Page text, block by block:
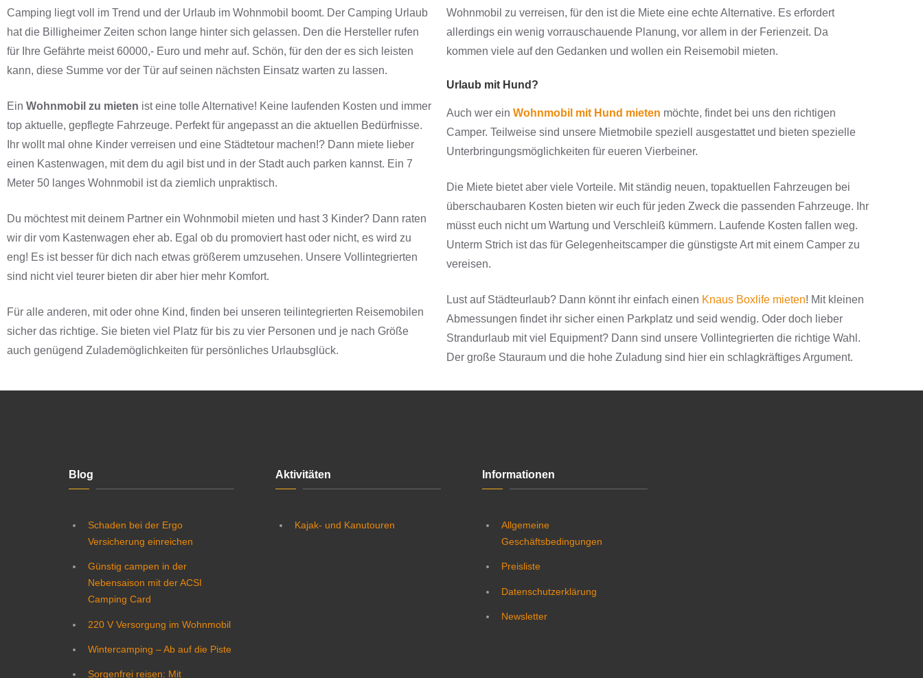
Camping liegt voll im Trend und der Urlaub im Wohnmobil boomt. Der Camping Urlaub
hat die Billigheimer Zeiten schon lange hinter sich gelassen. Den die Hersteller rufen
für Ihre Gefährte meist 60000,- Euro und mehr auf. Schön, für den der es sich leisten
kann, diese Summe vor der Tür auf seinen nächsten Einsatz warten zu lassen.
Ein Wohnmobil zu mieten ist eine tolle Alternative! Keine laufenden Kosten und immer
top aktuelle, gepflegte Fahrzeuge. Perfekt für angepasst an die aktuellen Bedürfnisse.
Ihr wollt mal ohne Kinder verreisen und eine Städtetour machen!? Dann miete lieber
einen Kastenwagen, mit dem du agil bist und in der Stadt auch parken kannst. Ein 7
Meter 50 langes Wohnmobil ist da ziemlich unpraktisch.
Du möchtest mit deinem Partner ein Wohnmobil mieten und hast 3 Kinder? Dann raten
wir dir vom Kastenwagen eher ab. Egal ob du promoviert hast oder nicht, es wird zu
eng! Es ist besser für dich nach etwas größerem umzusehen. Unsere Vollintegrierten
sind nicht viel teurer bieten dir aber hier mehr Komfort.
Für alle anderen, mit oder ohne Kind, finden bei unseren teilintegrierten Reisemobilen
sicher das richtige. Sie bieten viel Platz für bis zu vier Personen und je nach Größe
auch genügend Zulademöglichkeiten für persönliches Urlaubsglück.
Wohnmobil zu verreisen, für den ist die Miete eine echte Alternative. Es erfordert
allerdings ein wenig vorrauschauende Planung, vor allem in der Ferienzeit. Da
kommen viele auf den Gedanken und wollen ein Reisemobil mieten.
Urlaub mit Hund?
Auch wer ein Wohnmobil mit Hund mieten möchte, findet bei uns den richtigen
Camper. Teilweise sind unsere Mietmobile speziell ausgestattet und bieten spezielle
Unterbringungsmöglichkeiten für eueren Vierbeiner.
Die Miete bietet aber viele Vorteile. Mit ständig neuen, topaktuellen Fahrzeugen bei
überschaubaren Kosten bieten wir euch für jeden Zweck die passenden Fahrzeuge. Ihr
müsst euch nicht um Wartung und Verschleiß kümmern. Laufende Kosten fallen weg.
Unterm Strich ist das für Gelegenheitscamper die günstigste Art mit einem Camper zu
vereisen.
Lust auf Städteurlaub? Dann könnt ihr einfach einen Knaus Boxlife mieten! Mit kleinen
Abmessungen findet ihr sicher einen Parkplatz und seid wendig. Oder doch lieber
Strandurlaub mit viel Equipment? Dann sind unsere Vollintegrierten die richtige Wahl.
Der große Stauraum und die hohe Zuladung sind hier ein schlagkräftiges Argument.
Blog
Schaden bei der Ergo
Versicherung einreichen
Günstig campen in der
Nebensaison mit der ACSI
Camping Card
220 V Versorgung im Wohnmobil
Wintercamping – Ab auf die Piste
Sorgenfrei reisen: Mit
Aktivitäten
Kajak- und Kanutouren
Informationen
Allgemeine
Geschäftsbedingungen
Preisliste
Datenschutzerklärung
Newsletter